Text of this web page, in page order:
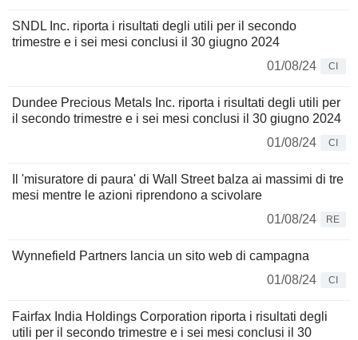
SNDL Inc. riporta i risultati degli utili per il secondo
trimestre e i sei mesi conclusi il 30 giugno 2024
01/08/24
CI
Dundee Precious Metals Inc. riporta i risultati degli utili per
il secondo trimestre e i sei mesi conclusi il 30 giugno 2024
01/08/24
CI
Il 'misuratore di paura' di Wall Street balza ai massimi di tre
mesi mentre le azioni riprendono a scivolare
01/08/24
RE
Wynnefield Partners lancia un sito web di campagna
01/08/24
CI
Fairfax India Holdings Corporation riporta i risultati degli
utili per il secondo trimestre e i sei mesi conclusi il 30